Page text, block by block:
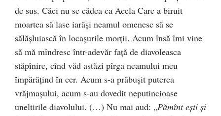
de sus. Căci nu se cădea ca Acela Care a biruit
moartea să lase iarăşi neamul omenesc să se
sălăşluiască în locaşurile morţii. Acum însă îmi vine
să mă mîndresc într-adevăr faţă de diavoleasca
stăpînire, cînd văd astăzi pîrga neamului meu
împărăţind în cer. Acum s-a prăbuşit puterea
vrăjmaşului, acum s-au dovedit neputincioase
uneltirile diavolului. (…) Nu mai aud: „Pămînt eşti şi